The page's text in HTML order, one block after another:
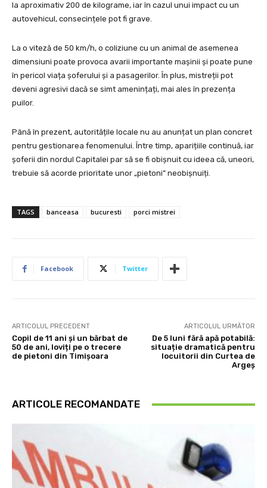
la aproximativ 200 de kilograme, iar în cazul unui impact cu un
autovehicul, consecințele pot fi grave.
La o viteză de 50 km/h, o coliziune cu un animal de asemenea
dimensiuni poate provoca avarii importante mașinii și poate pune
în pericol viața șoferului și a pasagerilor. În plus, mistreții pot
deveni agresivi dacă se simt amenințați, mai ales în prezența
puilor.
Până în prezent, autoritățile locale nu au anunțat un plan concret
pentru gestionarea fenomenului. Între timp, aparițiile continuă, iar
șoferii din nordul Capitalei par să se fi obișnuit cu ideea că, uneori,
trebuie să acorde prioritate unor „pietoni” neobișnuiți.
TAGS banceasa bucuresti porci mistrei
Facebook Twitter
ARTICOLUL PRECEDENT
Copil de 11 ani și un bărbat de
50 de ani, loviți pe o trecere
de pietoni din Timișoara
ARTICOLUL URMĂTOR
De 5 luni fără apă potabilă:
situație dramatică pentru
locuitorii din Curtea de
Argeș
ARTICOLE RECOMANDATE